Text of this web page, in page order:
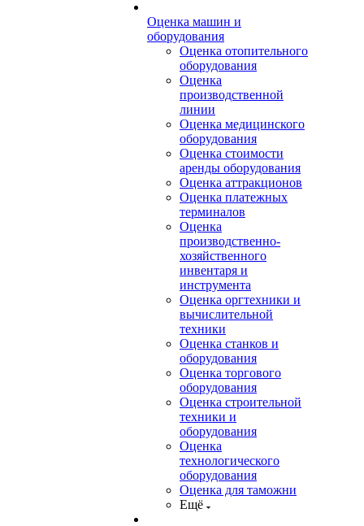
Оценка машин и
оборудования
Оценка отопительного
оборудования
Оценка
производственной
линии
Оценка медицинского
оборудования
Оценка стоимости
аренды оборудования
Оценка аттракционов
Оценка платежных
терминалов
Оценка
производственно-
хозяйственного
инвентаря и
инструмента
Оценка оргтехники и
вычислительной
техники
Оценка станков и
оборудования
Оценка торгового
оборудования
Оценка строительной
техники и
оборудования
Оценка
технологического
оборудования
Оценка для таможни
Ещё